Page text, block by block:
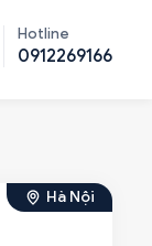
Hotline
0912269166
Hà Nội